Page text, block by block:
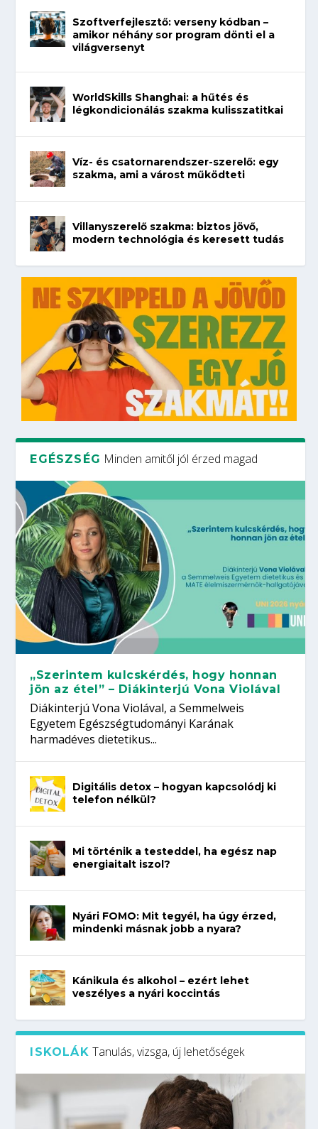
Szoftverfejlesztő: verseny kódban –
amikor néhány sor program dönti el a
világversenyt
WorldSkills Shanghai: a hűtés és
légkondicionálás szakma kulisszatitkai
Víz- és csatornarendszer-szerelő: egy
szakma, ami a várost működteti
Villanyszerelő szakma: biztos jövő,
modern technológia és keresett tudás
EGÉSZSÉG Minden amitől jól érzed magad
„Szerintem kulcskérdés, hogy honnan
jön az étel” – Diákinterjú Vona Violával
Diákinterjú Vona Violával, a Semmelweis
Egyetem Egészségtudományi Karának
harmadéves dietetikus...
Digitális detox – hogyan kapcsolódj ki
telefon nélkül?
Mi történik a testeddel, ha egész nap
energiaitalt iszol?
Nyári FOMO: Mit tegyél, ha úgy érzed,
mindenki másnak jobb a nyara?
Kánikula és alkohol – ezért lehet
veszélyes a nyári koccintás
ISKOLÁK Tanulás, vizsga, új lehetőségek